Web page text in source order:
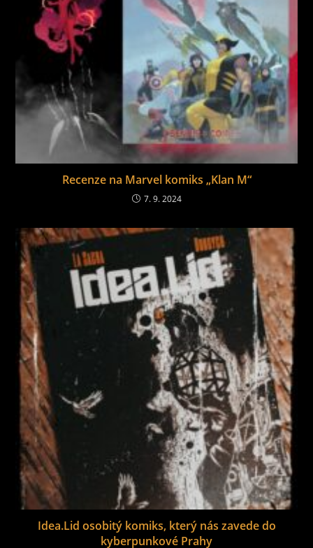
Recenze na Marvel komiks „Klan M“
7. 9. 2024
Idea.Lid osobitý komiks, který nás zavede do
kyberpunkové Prahy